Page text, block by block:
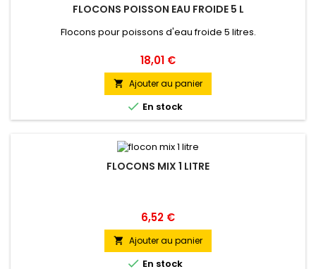
FLOCONS POISSON EAU FROIDE 5 L
Flocons pour poissons d'eau froide 5 litres.
Prix
18,01 €
 Ajouter au panier
 En stock
FLOCONS MIX 1 LITRE
Prix
6,52 €
 Ajouter au panier
 En stock